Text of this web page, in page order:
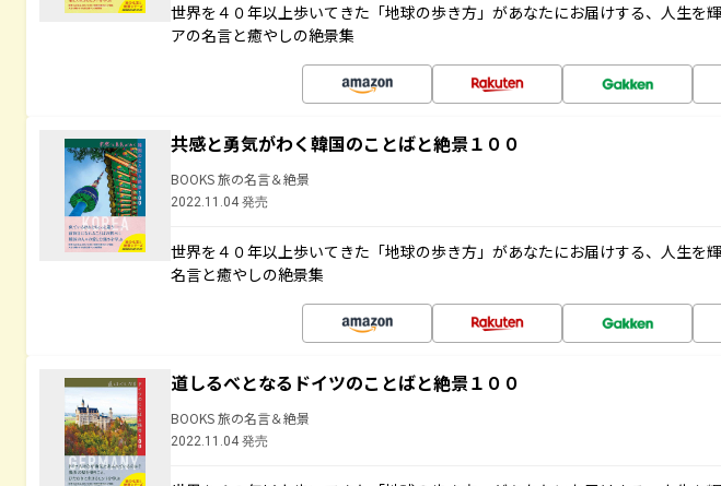
世界を４０年以上歩いてきた「地球の歩き方」があなたにお届けする、人生を
アの名言と癒やしの絶景集
共感と勇気がわく韓国のことばと絶景１００
BOOKS 旅の名言＆絶景
2022.11.04 発売
世界を４０年以上歩いてきた「地球の歩き方」があなたにお届けする、人生を
名言と癒やしの絶景集
道しるべとなるドイツのことばと絶景１００
BOOKS 旅の名言＆絶景
2022.11.04 発売